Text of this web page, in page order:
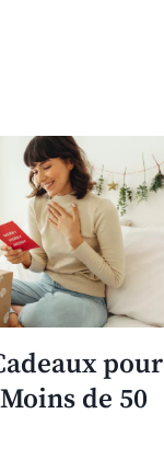
pour
de 50